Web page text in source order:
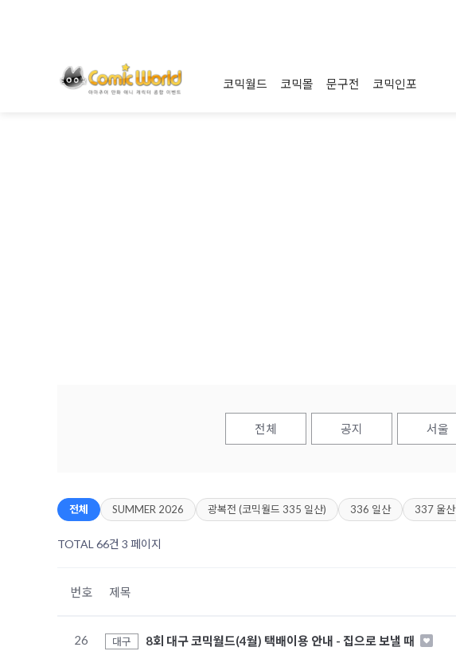
코믹월드 코믹몰 문구전 코믹인포
전체 공지 서울
전체 SUMMER 2026 광복전 (코믹월드 335 일산) 336 일산 337 울산
TOTAL 66건 3 페이지
번호 제목
26 대구 8회 대구 코믹월드(4월) 택배이용 안내 - 집으로 보낼 때